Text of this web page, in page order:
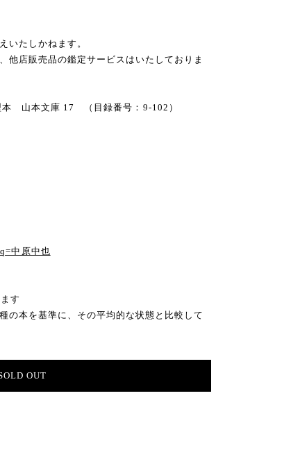
いたしかねます。
他店販売品の鑑定サービスはいたしておりま
山本文庫 17 （目録番号：9-102）
中原中也
す
の本を基準に、その平均的な状態と比較して
OUT